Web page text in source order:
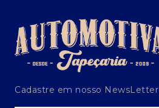
Cadastre em nosso NewsLetter